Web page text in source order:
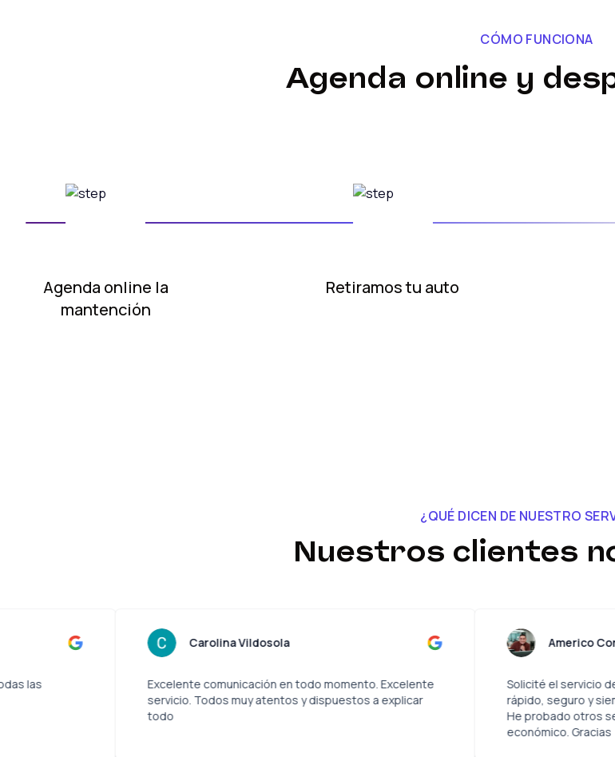
CÓMO FUNCIONA
Agenda online y
Agenda online la
mantención
Retiramos tu auto
¿QUÉ DICEN DE NUESTRO
Nuestros clientes
y claro en todas las
Excelente comunicación en todo momento. Excelente
servicio. Todos muy atentos y dispuestos a explicar
Carolina Vildosola